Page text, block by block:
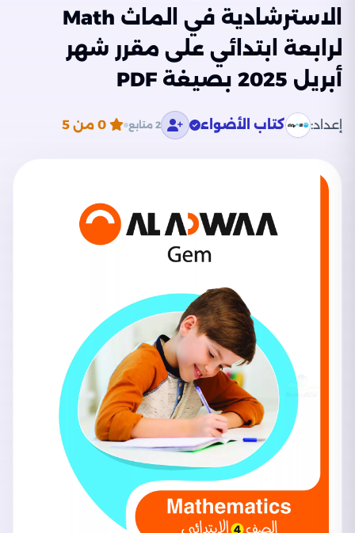
الاسترشادية في الماث Math
لرابعة ابتدائي على مقرر شهر
أبريل 2025 بصيغة PDF
إعداد: كتاب الأضواء 2 متابع 0 من 5